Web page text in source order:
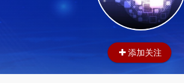
添加关注